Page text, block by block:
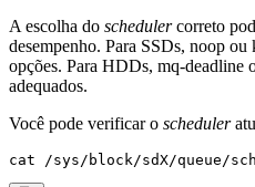
A escolha do schedulercorreto
desempenho. Para SSDs, noop ou
opções. Para HDDs, mq-deadline
adequados.
Você pode verificar o scheduler